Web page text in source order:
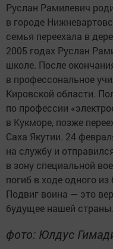
Руслан Рамилевич
в городе
семья переехала в
2005 годах Руслан
школе. После
в профессональное
Кировской области.
по профессии
в Кукморе, позже
Саха Якутии. 24
на службу и
в зону специальной
погиб в ходе одного
Подвиг воина — это
будущее нашей страны.
фото: Юлдус